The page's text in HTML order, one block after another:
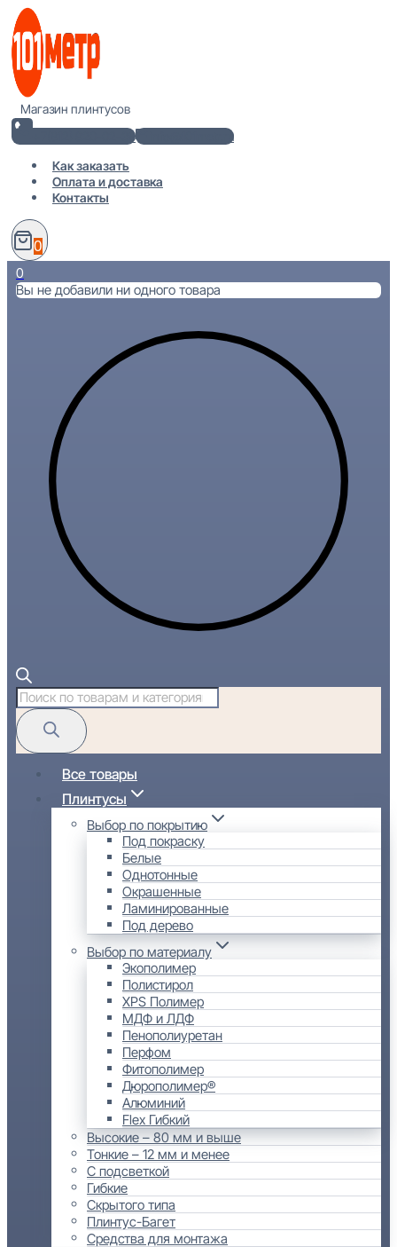
Перейти
содержимому
Магазин плинтусов
+7(812) 920-02-38
info@101metr.ru
Как заказать
Оплата и доставка
Контакты
0
0
Вы не добавили ни одного товара
Поиск
товаров
Все товары
Плинтусы
Выбор по покрытию
Под покраску
Белые
Однотонные
Окрашенные
Ламинированные
Под дерево
Выбор по материалу
Экополимер
Полистирол
XPS Полимер
МДФ и ЛДФ
Пенополиуретан
Перфом
Фитополимер
Дюрополимер®
Алюминий
Flex Гибкий
Высокие – 80 мм и выше
Тонкие – 12 мм и менее
С подсветкой
Гибкие
Скрытого типа
Плинтус-Багет
Средства для монтажа